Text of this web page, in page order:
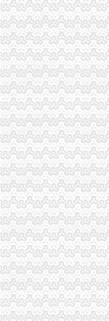
重庆海关2012年国
渝企可享“全国海关
重庆海关2012年报
重庆海关关于2008
2016国考重庆海关
重庆海关或监管岗
历年重庆海关监管
重庆海关2012年报
[交通]重庆江北机
重庆海关2012年报
重庆6家企业获海关
重庆海关关于2008
重庆海关助推中欧
2015年国家公务员
中华共和国青岛海关
重庆海关2012年公
重庆海关优化监管
重庆保税区-搜百科
2015年国家公务员